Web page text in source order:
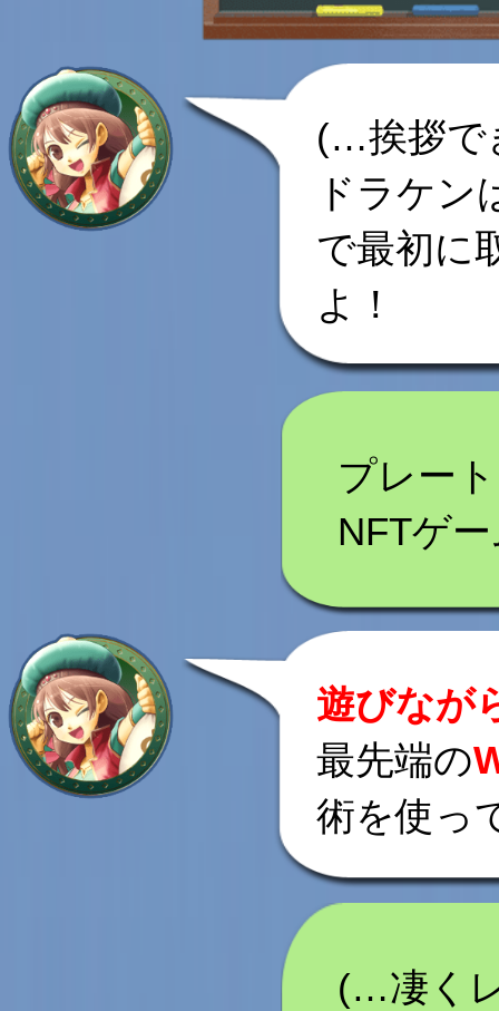
(…挨拶で
ドラケン
で最初に
よ！
プレー
NFTゲ
遊びなが
最先端の
術を使っ
(…凄く